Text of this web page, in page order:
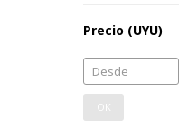
Precio (UYU)
OK